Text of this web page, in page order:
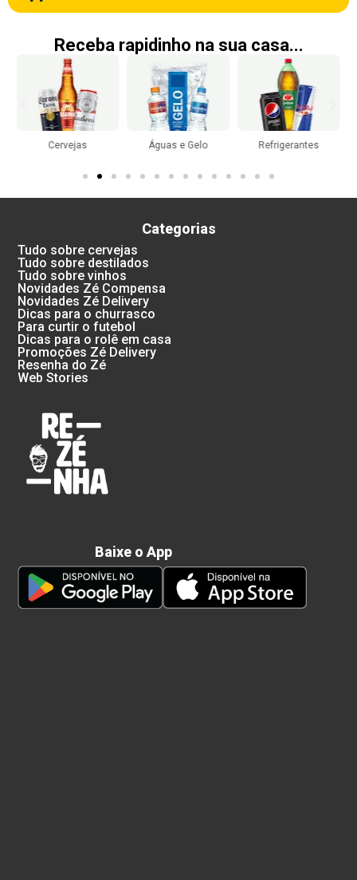
Receba rapidinho na sua casa...
Cervejas Águas e Gelo Refrigerantes
Categorias
Tudo sobre cervejas
Tudo sobre destilados
Tudo sobre vinhos
Novidades Zé Compensa
Novidades Zé Delivery
Dicas para o churrasco
Para curtir o futebol
Dicas para o rolê em casa
Promoções Zé Delivery
Resenha do Zé
Web Stories
Baixe o App